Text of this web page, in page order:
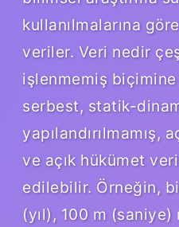
kullanılmalarına
veriler. Veri nedir
işlenmemiş
serbest, statik-
yapılandırılmamış,
ve açık hükümet
edilebilir. Örneğin,
(yıl), 100 m (saniye)